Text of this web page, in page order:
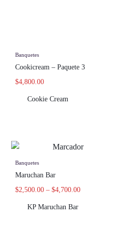
Banquetes
Cookicream – Paquete 3
$4,800.00
Cookie Cream
Banquetes
Maruchan Bar
$2,500.00 – $4,700.00
KP Maruchan Bar